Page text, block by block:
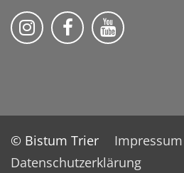
Pfarrei St.
Pfarrei
© Bistum Trier
Impressum
Datenschutzerklärung